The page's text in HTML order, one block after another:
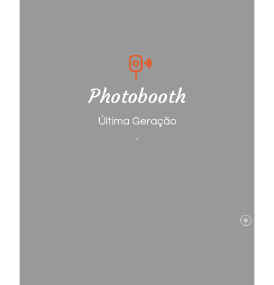
Photobooth
Última Geração